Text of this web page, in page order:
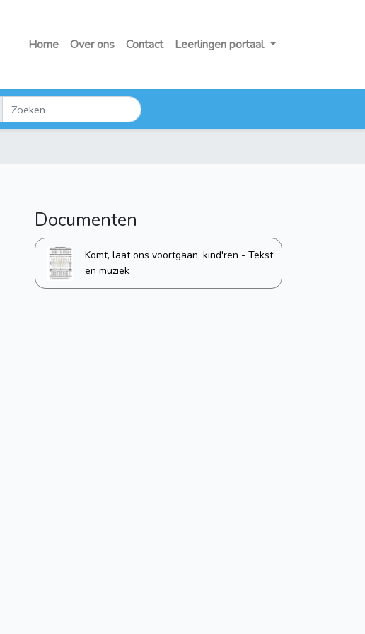
Home Over ons Contact Leerlingen portaal
Documenten
Komt, laat ons voortgaan, kind'ren - Tekst
en muziek